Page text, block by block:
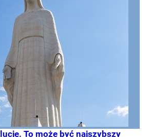
To może być najszybszy